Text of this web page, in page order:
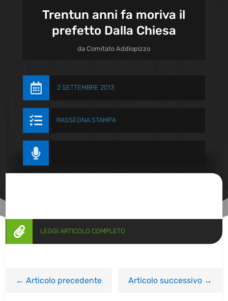
Trentun anni fa moriva il
prefetto Dalla Chiesa
daComitato Addiopizzo
 2 SETTEMBRE 2013
 RASSEGNA STAMPA

 LEGGI ARTICOLO COMPLETO
←Articolo precedente Articolo successivo→